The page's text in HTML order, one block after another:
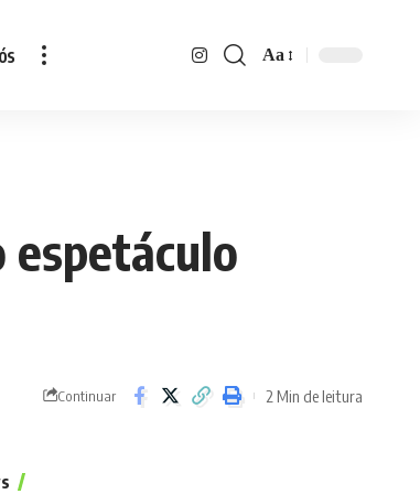
Font
Aa
espetáculo
Continuar 2 Min de leitura